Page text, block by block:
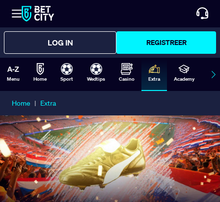
LOG IN REGISTREER
Menu Home Sport Wedtips Casino Extra Academy
Home | Extra